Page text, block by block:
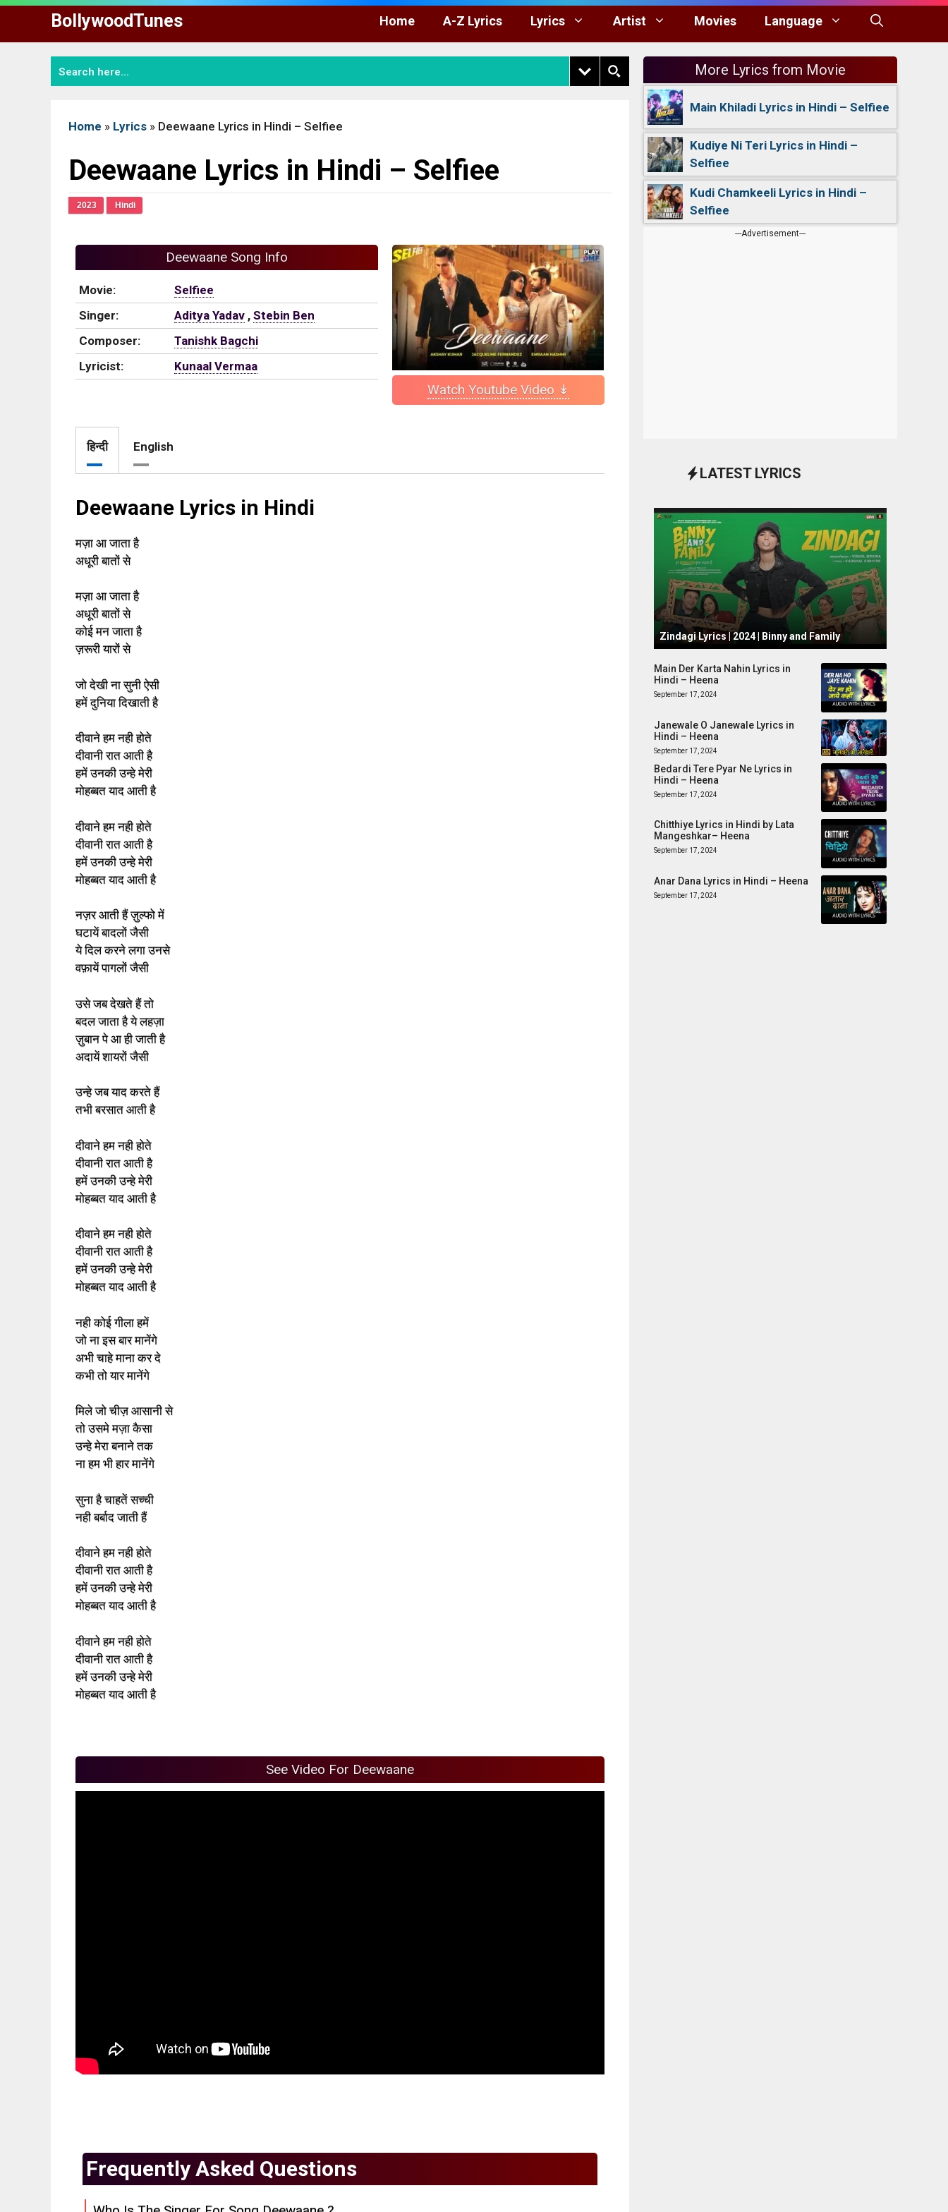
Skip
content
BollywoodTunes Home A-Z Lyrics Lyrics Artist Movies Language
Home » Lyrics » Deewaane Lyrics in Hindi – Selfiee
Deewaane Lyrics in Hindi – Selfiee
2023 Hindi
Deewaane Song Info
Movie:
Selfiee
Singer:
Aditya Yadav , Stebin Ben
Composer:
Tanishk Bagchi
Lyricist:
Kunaal Vermaa
Watch Youtube Video ↡
हिन्दी English
Deewaane Lyrics in Hindi
मज़ा आ जाता है
अधूरी बातों से
मज़ा आ जाता है
अधूरी बातों से
कोई मन जाता है
ज़रूरी यारों से
जो देखी ना सुनी ऐसी
हमें दुनिया दिखाती है
दीवाने हम नही होते
दीवानी रात आती है
हमें उनकी उन्हे मेरी
मोहब्बत याद आती है
दीवाने हम नही होते
दीवानी रात आती है
हमें उनकी उन्हे मेरी
मोहब्बत याद आती है
नज़र आती हैं ज़ुल्फो में
घटायें बादलों जैसी
ये दिल करने लगा उनसे
वफ़ायें पागलों जैसी
उसे जब देखते हैं तो
बदल जाता है ये लहज़ा
ज़ुबान पे आ ही जाती है
अदायें शायरों जैसी
उन्हे जब याद करते हैं
तभी बरसात आती है
दीवाने हम नही होते
दीवानी रात आती है
हमें उनकी उन्हे मेरी
मोहब्बत याद आती है
दीवाने हम नही होते
दीवानी रात आती है
हमें उनकी उन्हे मेरी
मोहब्बत याद आती है
नही कोई गीला हमें
जो ना इस बार मानेंगे
अभी चाहे माना कर दे
कभी तो यार मानेंगे
मिले जो चीज़ आसानी से
तो उसमे मज़ा कैसा
उन्हे मेरा बनाने तक
ना हम भी हार मानेंगे
सुना है चाहतें सच्ची
नही बर्बाद जाती हैं
दीवाने हम नही होते
दीवानी रात आती है
हमें उनकी उन्हे मेरी
मोहब्बत याद आती है
दीवाने हम नही होते
दीवानी रात आती है
हमें उनकी उन्हे मेरी
मोहब्बत याद आती है
See Video For Deewaane
Frequently Asked Questions
More Lyrics from Movie
Main Khiladi Lyrics in Hindi – Selfiee
Kudiye Ni Teri Lyrics in Hindi –
Selfiee
Kudi Chamkeeli Lyrics in Hindi –
Selfiee
---Advertisement---
LATEST LYRICS
October 1, 2024
Zindagi Lyrics | 2024 | Binny and Family
Main Der Karta Nahin Lyrics in
Hindi – Heena
September 17, 2024
Janewale O Janewale Lyrics in
Hindi – Heena
September 17, 2024
Bedardi Tere Pyar Ne Lyrics in
Hindi – Heena
September 17, 2024
Chitthiye Lyrics in Hindi by Lata
Mangeshkar– Heena
September 17, 2024
Anar Dana Lyrics in Hindi – Heena
September 17, 2024